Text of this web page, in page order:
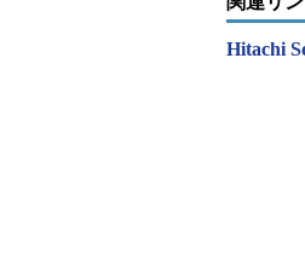
すでに
Hitachi